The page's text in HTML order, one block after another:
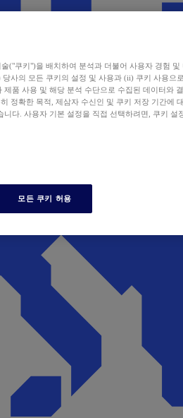
("쿠키")을 배치하여 분석과 더불어 사용자 경험 및
당사의 모든 쿠키의 설정 및 사용과 (ii) 쿠키 사용으
품 사용 및 해당 분석 수단으로 수집된 데이터와
정확한 목적, 제삼자 수신인 및 쿠키 저장 기간에
니다. 사용자 기본 설정을 직접 선택하려면, 쿠키 설
모든 쿠키 허용